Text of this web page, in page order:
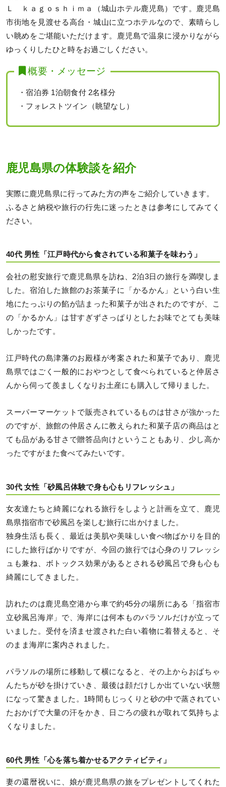
Ｌ ｋａｇｏｓｈｉｍａ（城山ホテル鹿児島）です。鹿児島
市街地を見渡せる高台・城山に立つホテルなので、素晴らし
い眺めをご堪能いただけます。鹿児島で温泉に浸かりながら
ゆっくりしたひと時をお過ごしください。
概要・メッセージ
・宿泊券 1泊朝食付 2名様分
・フォレストツイン（眺望なし）
鹿児島県の体験談を紹介
実際に鹿児島県に行ってみた方の声をご紹介していきます。
ふるさと納税や旅行の行先に迷ったときは参考にしてみてく
ださい。
40代 男性「江戸時代から食されている和菓子を味わう」
会社の慰安旅行で鹿児島県を訪ね、2泊3日の旅行を満喫しま
した。宿泊した旅館のお茶菓子に「かるかん」という白い生
地にたっぷりの餡が詰まった和菓子が出されたのですが、こ
の「かるかん」は甘すぎずさっぱりとしたお味でとても美味
しかったです。
江戸時代の島津藩のお殿様が考案された和菓子であり、鹿児
島県ではごく一般的におやつとして食べられていると仲居さ
んから伺って羨ましくなりお土産にも購入して帰りました。
スーパーマーケットで販売されているものは甘さが強かった
のですが、旅館の仲居さんに教えられた和菓子店の商品はと
ても品がある甘さで贈答品向けということもあり、少し高か
ったですがまた食べてみたいです。
30代 女性「砂風呂体験で身も心もリフレッシュ」
女友達たちと綺麗になれる旅行をしようと計画を立て、鹿児
島県指宿市で砂風呂を楽しむ旅行に出かけました。
独身生活も長く、最近は美肌や美味しい食べ物ばかりを目的
にした旅行ばかりですが、今回の旅行では心身のリフレッシ
ュも兼ね、ボトックス効果があるとされる砂風呂で身も心も
綺麗にしてきました。
訪れたのは鹿児島空港から車で約45分の場所にある「指宿市
立砂風呂海岸」で、海岸には何本ものパラソルだけが立って
いました。受付を済ませ渡された白い着物に着替えると、そ
のまま海岸に案内されました。
パラソルの場所に移動して横になると、その上からおばちゃ
んたちが砂を掛けていき、最後は顔だけしか出ていない状態
になって驚きました。1時間もじっくりと砂の中で蒸されてい
たおかげで大量の汗をかき、日ごろの疲れが取れて気持ちよ
くなりました。
60代 男性「心を落ち着かせるアクティビティ」
妻の還暦祝いに、娘が鹿児島県の旅をプレゼントしてくれた